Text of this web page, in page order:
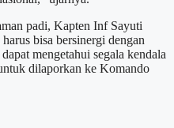
padi, Kapten Inf Sayuti
bisa bersinergi dengan
mengetahui segala kendala
dilaporkan ke Komando